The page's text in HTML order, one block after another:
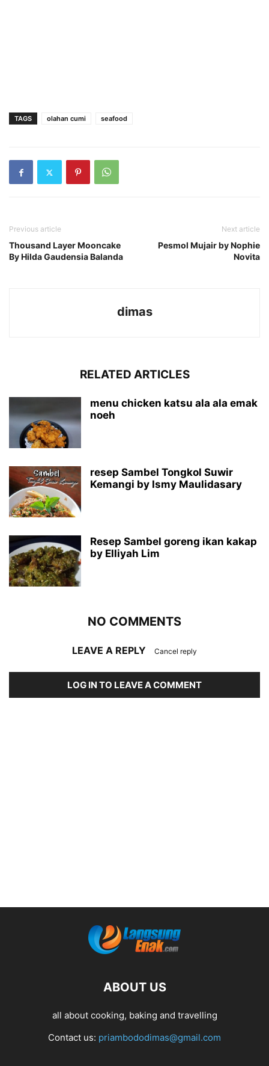
TAGS olahan cumi seafood
Previous article
Thousand Layer Mooncake
By Hilda Gaudensia Balanda
Next article
Pesmol Mujair by Nophie
Novita
dimas
RELATED ARTICLES
menu chicken katsu ala ala emak
noeh
resep Sambel Tongkol Suwir
Kemangi by Ismy Maulidasary
Resep Sambel goreng ikan kakap
by Elliyah Lim
NO COMMENTS
LEAVE A REPLY Cancel reply
LOG IN TO LEAVE A COMMENT
ABOUT US
all about cooking, baking and travelling
Contact us: priambododimas@gmail.com